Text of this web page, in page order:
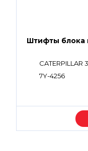
Штифты блока
CATERPILLAR
7Y-4256